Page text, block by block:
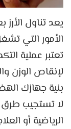
يعد تناول الأرز
الأمور التي
تعتبر عملية
لإنقاص الوزن
بنية جهازك
لا تستجيب طرق
الرياضية أو